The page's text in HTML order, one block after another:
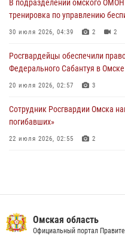
При содействии спецназа
миграционного
В подразделении омского
тренировка по управлению
30 июля 2026, 04:39 2 2
Росгвардейцы обеcпечили
Федерального Сабантуя в Омске
20 июля 2026, 02:57 3
Сотрудник Росгвардии Омска
погибавших»
22 июля 2026, 02:55 2
Росгвардия обеспечила
музея «Поезд Победы» в Омске
Омская область
Официальный портал